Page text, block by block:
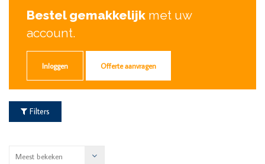
Bestel gemakkelijk met uw
account.
Inloggen Offerte aanvragen
Filters
Meest bekeken